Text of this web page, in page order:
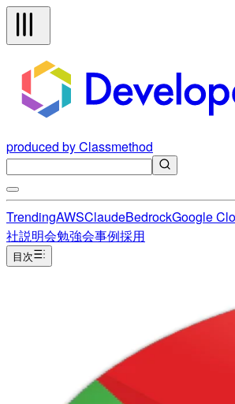
produced by Classmethod
TrendingAWSClaudeBedrockGoogle
社説明会勉強会事例採用
目次